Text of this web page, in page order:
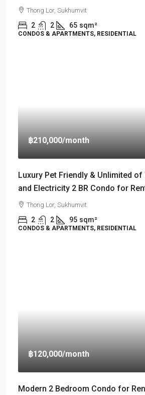
Thong Lor, Sukhumvit
2 2 65 sqm²
CONDOS & APARTMENTS, RESIDENTIAL
฿210,000/month
Luxury Pet Friendly & Unlimited of
and Electricity 2 BR Condo for
Thong Lor, Sukhumvit
2 2 95 sqm²
CONDOS & APARTMENTS, RESIDENTIAL
฿120,000/month
Modern 2 Bedroom Condo for